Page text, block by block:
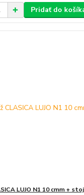
Pridať do
LUJO N1 10 cmm +